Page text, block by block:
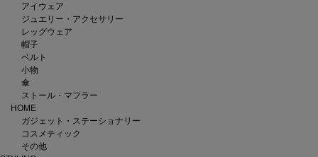
アイウェア
ジュエリー・アクセサリー
レッグウェア
帽子
ベルト
小物
傘
ストール・マフラー
HOME
ガジェット・ステーショナリー
コスメティック
その他